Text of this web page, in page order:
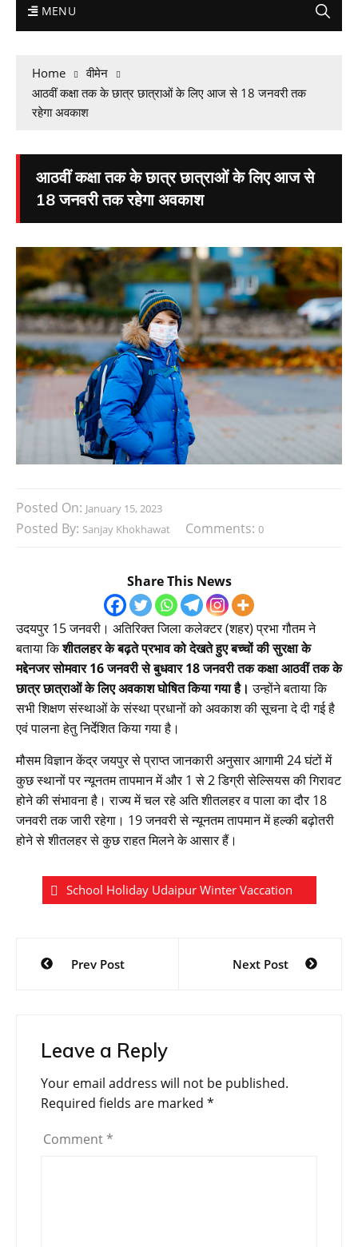
MENU
Home
वीमेन
आठवीं कक्षा तक के छात्र छात्राओं के लिए आज से 18 जनवरी तक
रहेगा अवकाश
आठवीं कक्षा तक के छात्र छात्राओं के लिए आज से
18 जनवरी तक रहेगा अवकाश
Posted On: January 15, 2023
Posted By: Sanjay Khokhawat Comments: 0
Share This News
उदयपुर 15 जनवरी। अतिरिक्त जिला कलेक्टर (शहर) प्रभा गौतम ने
बताया किशीतलहर के बढ़ते प्रभाव को देखते हुए बच्चों की सुरक्षा के
मद्देनजर सोमवार 16 जनवरी से बुधवार 18 जनवरी तक कक्षा आठवीं तक के
छात्र छात्राओं के लिए अवकाश घोषित किया गया है। उन्होंने बताया कि
सभी शिक्षण संस्थाओं के संस्था प्रधानों को अवकाश की सूचना दे दी गई है
एवं पालना हेतु निर्देशित किया गया है।
मौसम विज्ञान केंद्र जयपुर से प्राप्त जानकारी अनुसार आगामी 24 घंटों में
कुछ स्थानों पर न्यूनतम तापमान में और 1 से 2 डिग्री सेल्सियस की गिरावट
होने की संभावना है। राज्य में चल रहे अति शीतलहर व पाला का दौर 18
जनवरी तक जारी रहेगा। 19 जनवरी से न्यूनतम तापमान में हल्की बढ़ोतरी
होने से शीतलहर से कुछ राहत मिलने के आसार हैं।
School Holiday Udaipur Winter Vaccation
Post
navigation
Prev Post Next Post
Leave a Reply
Your email address will not be published.
Required fields are marked *
Comment *